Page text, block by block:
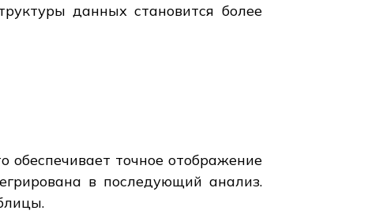
данных становится более
точное отображение
в последующий анализ.